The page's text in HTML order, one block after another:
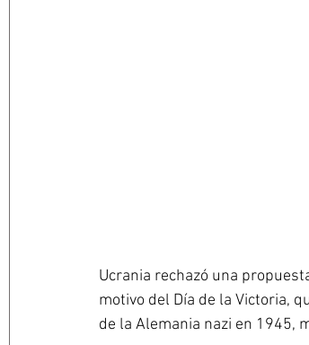
Ucrania rechazó una
motivo del Día de la Victoria,
de la Alemania nazi en 1945,